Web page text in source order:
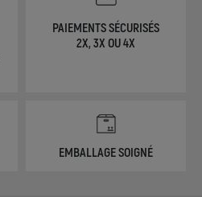
PAIEMENTS SÉCURISÉS
2X, 3X OU 4X
EMBALLAGE SOIGNÉ